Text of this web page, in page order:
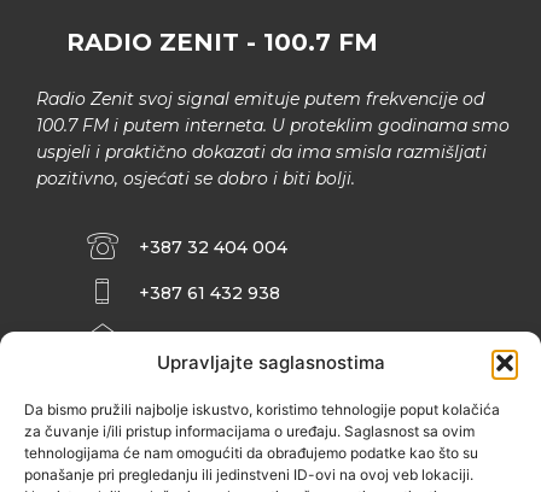
Upravljajte saglasnostima
Da bismo pružili najbolje iskustvo, koristimo tehnologije poput kolačića
za čuvanje i/ili pristup informacijama o uređaju. Saglasnost sa ovim
tehnologijama će nam omogućiti da obrađujemo podatke kao što su
ponašanje pri pregledanju ili jedinstveni ID-ovi na ovoj veb lokaciji.
RADIO ZENIT - 100.7 FM
Radio Zenit svoj signal emituje putem frekvencije od
100.7 FM i putem interneta. U proteklim godinama smo
uspjeli i praktično dokazati da ima smisla razmišljati
pozitivno, osjećati se dobro i biti bolji.
+387 32 404 004
+387 61 432 938
INFO@ZENIT.BA
ZENIČANKA, 3. SPRAT), 72000 ZENICA